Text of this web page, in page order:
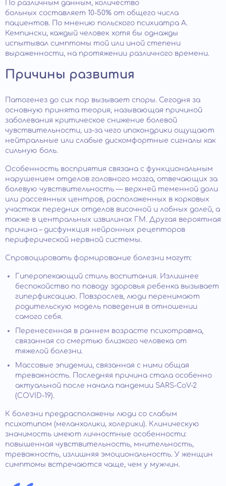
По различным данным, количество
больных составляет 10-50% от общего числа
пациентов. По мнению польского психиатра А.
Кемпински, каждый человек хотя бы однажды
испытывал симптомы той или иной степени
выраженности, на протяжении различного времени.
Причины развития
Патогенез до сих пор вызывает споры. Сегодня за
основную принята теория, называющая причиной
заболевания критическое снижение болевой
чувствительности, из-за чего ипохондрики ощущают
нейтральные или слабые дискомфортные сигналы как
сильную боль.
Особенность восприятия связана с функциональным
нарушением отделов головного мозга, отвечающих за
болевую чувствительность — верхней теменной доли
или рассеянных центров, расположенных в корковых
участках передних отделов височной и лобных долей, а
также в центральных извилинах ГМ. Другая вероятная
причина – дисфункция нейронных рецепторов
периферической нервной системы.
Спровоцировать формирование болезни могут:
Гиперопекающий стиль воспитания. Излишнее
беспокойство по поводу здоровья ребенка вызывает
гиперфиксацию. Повзрослев, люди перенимают
родительскую модель поведения в отношении
самого себя.
Перенесенная в раннем возрасте психотравма,
связанная со смертью близкого человека от
тяжелой болезни.
Массовые эпидемии, связанная с ними общая
тревожность. Последняя причина стала особенно
актуальной после начала пандемии SARS-CoV-2
(COVID-19).
К болезни предрасположены люди со слабым
психотипом (меланхолики, холерики). Клиническую
значимость имеют личностные особенности:
повышенная чувствительность, мнительность,
тревожность, излишняя эмоциональность. У женщин
симптомы встречаются чаще, чем у мужчин.